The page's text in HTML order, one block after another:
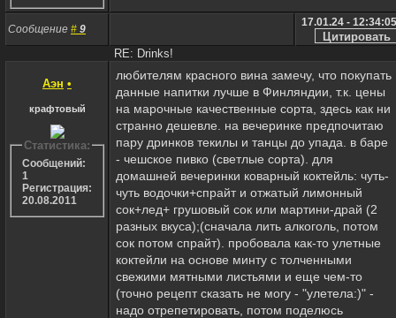
Сообщение # 9
17.01.24 - 12:34:05
RE: Drinks!
Аэн •
крафтовый
Статистика:
Сообщений:
1
Регистрация:
20.08.2011
любителям красного вина замечу, что покупать
данные напитки лучше в Финляндии, т.к. цены
на марочные качественные сорта, здесь как ни
странно дешевле. на вечеринке предпочитаю
пару дринков текилы и танцы до упада. в баре
- чешское пивко (светлые сорта). для
домашней вечеринки коварный коктейль: чуть-
чуть водочки+спрайт и отжатый лимонный
сок+лед+ грушовый сок или мартини-драй (2
разных вкуса);(сначала лить алкоголь, потом
сок потом спрайт). пробовала как-то улетные
коктейли на основе минту с толченными
свежими мятными листьями и еще чем-то
(точно рецепт сказать не могу - "улетела:)" -
надо отрепетировать, потом поделюсь